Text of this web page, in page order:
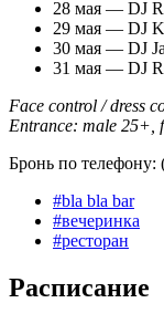
28 мая — DJ
29 мая — DJ
30 мая — DJ
31 мая — DJ
Face control / dress
Entrance: male 25+,
Бронь по телефону:
#bla bla bar
#вечеринка
#ресторан
Расписание